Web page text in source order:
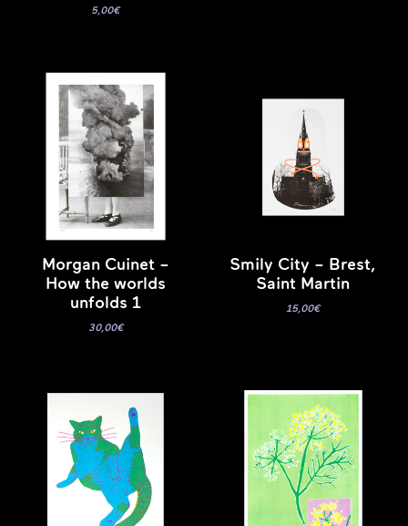
5,00€
Morgan Cuinet –
How the worlds
unfolds 1
30,00€
Smily City – Brest,
Saint Martin
15,00€